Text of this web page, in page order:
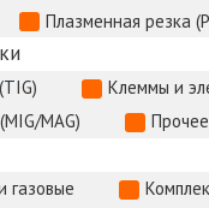
Плазменная резка
Клеммы и
MAG)
газовые